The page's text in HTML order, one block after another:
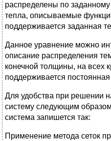
распределены по заданному
тепла, описываемые
поддерживается заданная
Данное уравнение можно
описание распределения
конечной толщины, на всех
поддерживается
Для удобства при решении
систему следующим
система запишется так:
Применение метода сеток